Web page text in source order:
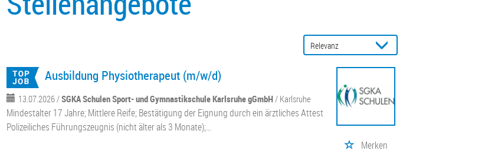
Ausbildung Physiotherapeut (m/w/d)
13.07.2026 /SGKA Schulen Sport- und Gymnastikschule Karlsruhe gGmbH/ Karlsruhe
Mindestalter 17 Jahre; Mittlere Reife; Bestätigung der Eignung durch ein ärztliches Attest
Polizeiliches Führungszeugnis (nicht älter als 3 Monate);...
Merken